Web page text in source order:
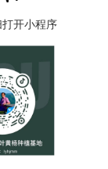
开小程序